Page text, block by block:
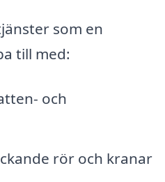
som en
till med:
och
rör och kranar